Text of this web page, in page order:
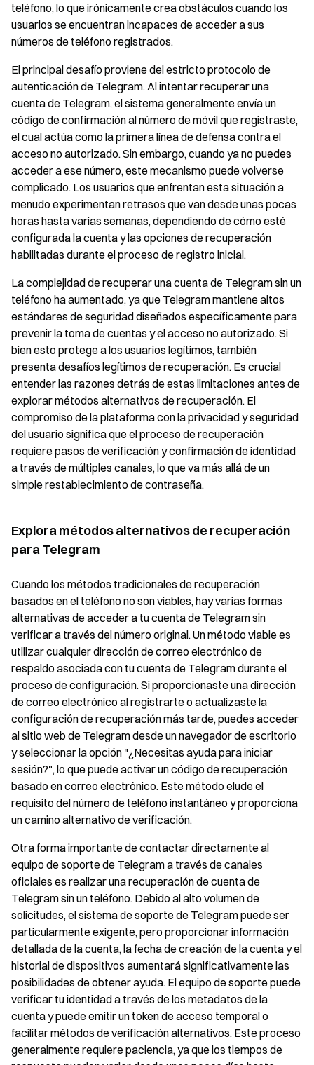
teléfono, lo que irónicamente crea obstáculos cuando los
usuarios se encuentran incapaces de acceder a sus
números de teléfono registrados.
El principal desafío proviene del estricto protocolo de
autenticación de Telegram. Al intentar recuperar una
cuenta de Telegram, el sistema generalmente envía un
código de confirmación al número de móvil que registraste,
el cual actúa como la primera línea de defensa contra el
acceso no autorizado. Sin embargo, cuando ya no puedes
acceder a ese número, este mecanismo puede volverse
complicado. Los usuarios que enfrentan esta situación a
menudo experimentan retrasos que van desde unas pocas
horas hasta varias semanas, dependiendo de cómo esté
configurada la cuenta y las opciones de recuperación
habilitadas durante el proceso de registro inicial.
La complejidad de recuperar una cuenta de Telegram sin un
teléfono ha aumentado, ya que Telegram mantiene altos
estándares de seguridad diseñados específicamente para
prevenir la toma de cuentas y el acceso no autorizado. Si
bien esto protege a los usuarios legítimos, también
presenta desafíos legítimos de recuperación. Es crucial
entender las razones detrás de estas limitaciones antes de
explorar métodos alternativos de recuperación. El
compromiso de la plataforma con la privacidad y seguridad
del usuario significa que el proceso de recuperación
requiere pasos de verificación y confirmación de identidad
a través de múltiples canales, lo que va más allá de un
simple restablecimiento de contraseña.
Explora métodos alternativos de recuperación
para Telegram
Cuando los métodos tradicionales de recuperación
basados en el teléfono no son viables, hay varias formas
alternativas de acceder a tu cuenta de Telegram sin
verificar a través del número original. Un método viable es
utilizar cualquier dirección de correo electrónico de
respaldo asociada con tu cuenta de Telegram durante el
proceso de configuración. Si proporcionaste una dirección
de correo electrónico al registrarte o actualizaste la
configuración de recuperación más tarde, puedes acceder
al sitio web de Telegram desde un navegador de escritorio
y seleccionar la opción "¿Necesitas ayuda para iniciar
sesión?", lo que puede activar un código de recuperación
basado en correo electrónico. Este método elude el
requisito del número de teléfono instantáneo y proporciona
un camino alternativo de verificación.
Otra forma importante de contactar directamente al
equipo de soporte de Telegram a través de canales
oficiales es realizar una recuperación de cuenta de
Telegram sin un teléfono. Debido al alto volumen de
solicitudes, el sistema de soporte de Telegram puede ser
particularmente exigente, pero proporcionar información
detallada de la cuenta, la fecha de creación de la cuenta y el
historial de dispositivos aumentará significativamente las
posibilidades de obtener ayuda. El equipo de soporte puede
verificar tu identidad a través de los metadatos de la
cuenta y puede emitir un token de acceso temporal o
facilitar métodos de verificación alternativos. Este proceso
generalmente requiere paciencia, ya que los tiempos de